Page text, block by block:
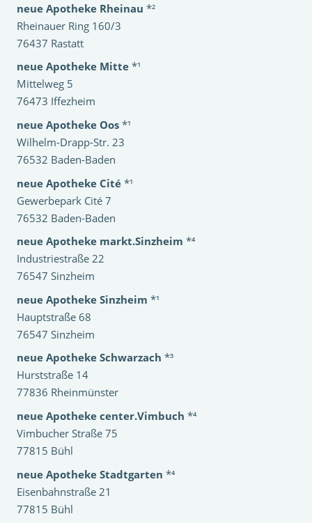
neue Apotheke Rheinau *²
Rheinauer Ring 160/3
76437 Rastatt
neue Apotheke Mitte *¹
Mittelweg 5
76473 Iffezheim
neue Apotheke Oos *¹
Wilhelm-Drapp-Str. 23
76532 Baden-Baden
neue Apotheke Cité *¹
Gewerbepark Cité 7
76532 Baden-Baden
neue Apotheke markt.Sinzheim *⁴
Industriestraße 22
76547 Sinzheim
neue Apotheke Sinzheim *¹
Hauptstraße 68
76547 Sinzheim
neue Apotheke Schwarzach *³
Hurststraße 14
77836 Rheinmünster
neue Apotheke center.Vimbuch *⁴
Vimbucher Straße 75
77815 Bühl
neue Apotheke Stadtgarten *⁴
Eisenbahnstraße 21
77815 Bühl